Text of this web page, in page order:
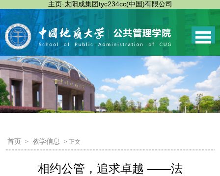
主页·太阳成集团tyc234cc(中国)有限公司
首页 > 教学信息 > 正文
相约公管，追求卓越 ——法